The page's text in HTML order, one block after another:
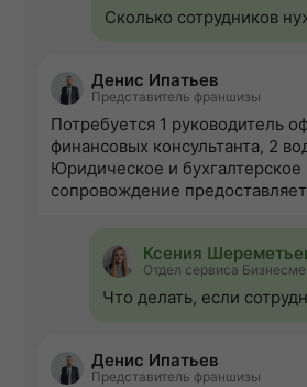
Сколько сотрудников
Денис Ипатьев
Представитель франшизы
Потребуется 1 руководитель
финансовых консультанта, 2
Юридическое и бухгалтерское
сопровождение
Ксения
Отдел сервиса
Что делать, если
Денис Ипатьев
Представитель франшизы